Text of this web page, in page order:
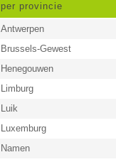
per provincie
Antwerpen
Brussels-Gewest
Henegouwen
Limburg
Luik
Luxemburg
Namen